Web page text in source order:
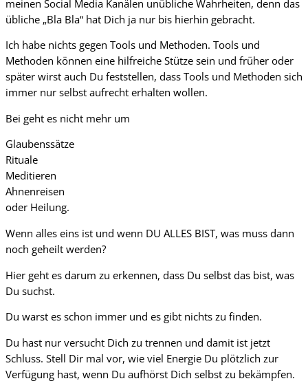
meinen Social Media Kanälen unübliche Wahrheiten, denn das
übliche „Bla Bla“ hat Dich ja nur bis hierhin gebracht.
Ich habe nichts gegen Tools und Methoden. Tools und
Methoden können eine hilfreiche Stütze sein und früher oder
später wirst auch Du feststellen, dass Tools und Methoden sich
immer nur selbst aufrecht erhalten wollen.
Bei geht es nicht mehr um
Glaubenssätze
Rituale
Meditieren
Ahnenreisen
oder Heilung.
Wenn alles eins ist und wenn DU ALLES BIST, was muss dann
noch geheilt werden?
Hier geht es darum zu erkennen, dass Du selbst das bist, was
Du suchst.
Du warst es schon immer und es gibt nichts zu finden.
Du hast nur versucht Dich zu trennen und damit ist jetzt
Schluss. Stell Dir mal vor, wie viel Energie Du plötzlich zur
Verfügung hast, wenn Du aufhörst Dich selbst zu bekämpfen.